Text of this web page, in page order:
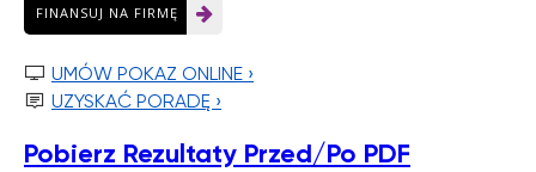
FINANSUJ NA FIRMĘ
 UMÓW POKAZ ONLINE ›
 UZYSKAĆ PORADĘ ›
Pobierz Rezultaty Przed/Po PDF
Twoja zniżka jest
ukryta w e-voucherze